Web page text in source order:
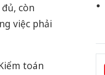
còn
việc phải
toán